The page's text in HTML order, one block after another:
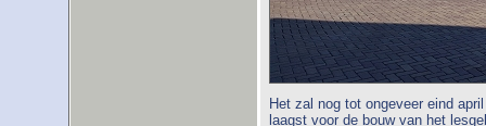
Het zal nog tot ongeveer eind
laagst voor de bouw van het